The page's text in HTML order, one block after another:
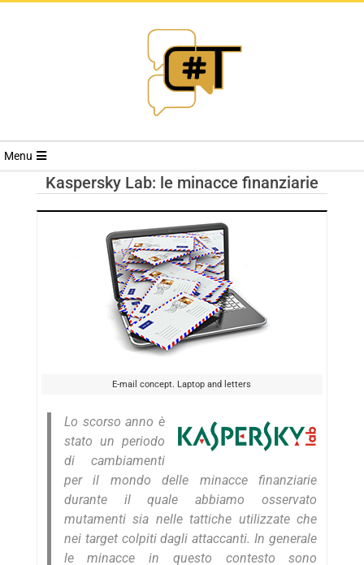
RIVISTA
TRENDS
Menu
Kaspersky Lab: le minacce finanziarie
E-mail concept. Laptop and letters
Lo scorso anno è
stato un periodo
di cambiamenti
per il mondo delle minacce finanziarie
durante il quale abbiamo osservato
mutamenti sia nelle tattiche utilizzate che
nei target colpiti dagli attaccanti. In generale
le minacce in questo contesto sono